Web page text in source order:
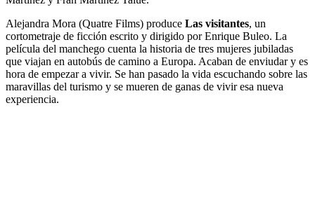
Alejandra Mora (Quatre Films) produce Las visitantes, un
cortometraje de ficción escrito y dirigido por Enrique Buleo. La
película del manchego cuenta la historia de tres mujeres jubiladas
que viajan en autobús de camino a Europa. Acaban de enviudar y es
hora de empezar a vivir. Se han pasado la vida escuchando sobre las
maravillas del turismo y se mueren de ganas de vivir esa nueva
experiencia.